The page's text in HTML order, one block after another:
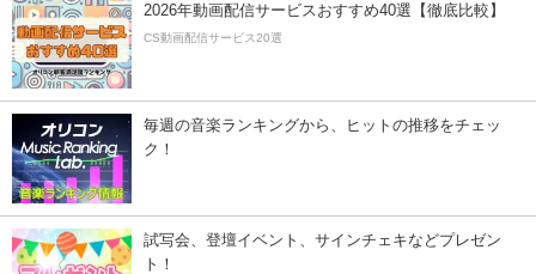
2026年動画配信サービスおすすめ40選【徹底比較】
CS動画配信サービス20選
毎週の音楽ランキングから、ヒットの推移をチェッ
ク！
試写会、登壇イベント、サインチェキなどプレゼン
ト！